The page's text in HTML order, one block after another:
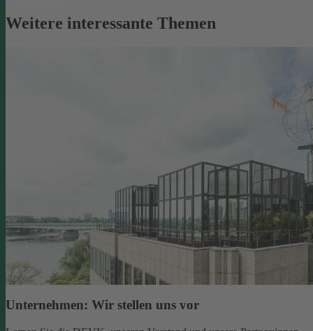
Weitere interessante Themen
Unternehmen: Wir stellen uns vor